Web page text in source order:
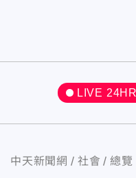
LIVE 24HR
中天新聞網 社會 總覽